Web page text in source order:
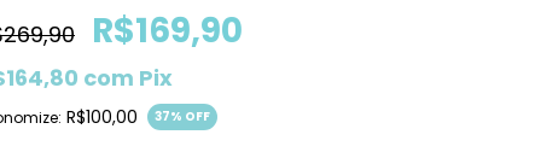
R$169,90
com Pix
R$100,00 37% OFF